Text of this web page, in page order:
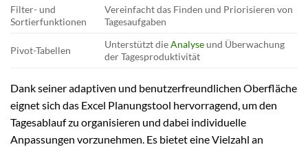
Filter- und
Sortierfunktionen
Vereinfacht das Finden und Priorisieren von
Tagesaufgaben
Pivot-Tabellen
Unterstützt dieAnalyse und Überwachung
der Tagesproduktivität
Dank seiner adaptiven und benutzerfreundlichen Oberfläche
eignet sich das Excel Planungstool hervorragend, um den
Tagesablauf zu organisieren und dabei individuelle
Anpassungen vorzunehmen. Es bietet eine Vielzahl an